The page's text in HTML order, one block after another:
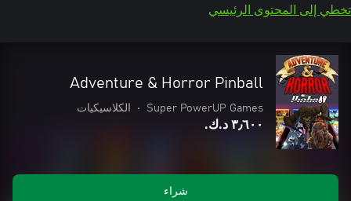
تخطي إلى المحتوى الرئيسي
Adventure & Horror Pinball
Super PowerUP Games
• الكلاسيكيات
٣٫٦٠٠ د.ك.‏
شراء